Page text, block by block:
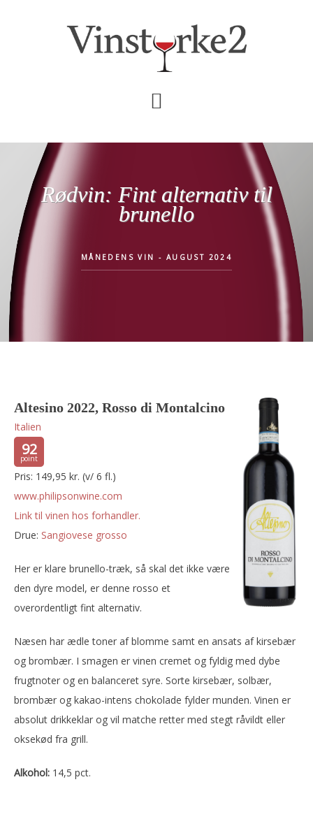
Rødvin: Fint alternativ til
brunello
MÅNEDENS VIN - AUGUST 2024
Altesino 2022, Rosso di Montalcino
Italien
92
Pris: 149,95 kr. (v/ 6 fl.)
www.philipsonwine.com
Link til vinen hos forhandler.
Drue:
sangiovese grosso
Her er klare brunello-træk, så skal det ikke være
den dyre model, er denne rosso et
overordentligt fint alternativ.
Næsen har ædle toner af blomme samt en ansats af kirsebær
og brombær. I smagen er vinen cremet og fyldig med dybe
frugtnoter og en balanceret syre. Sorte kirsebær, solbær,
brombær og kakao-intens chokolade fylder munden. Vinen er
absolut drikkeklar og vil matche retter med stegt råvildt eller
oksekød fra grill.
Alkohol: 14,5 pct.